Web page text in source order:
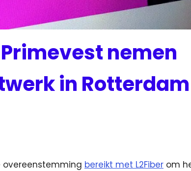
nemen
in
overeenstemming bereikt met L2Fiber om